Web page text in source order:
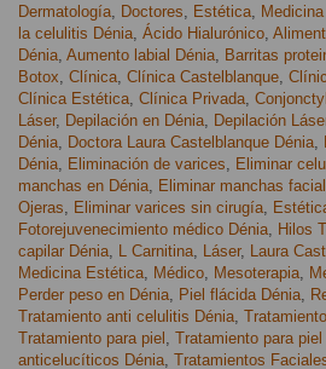
Dermatología
Doctores Estética
la celulitis Dénia Ácido Hialurónico
Dénia Aumento labial Dénia Barritas
Botox Clínica Clínica Castelblanque
Clínica Estética Clínica Privada
Láser, Depilación en Dénia Depilación
Dénia
Doctora Laura Castelblanque Dénia
Dénia
Eliminación de varices Eliminar
manchas en Dénia
Eliminar manchas
Ojeras
Eliminar varices sin cirugía
Fotorejuvenecimiento médico Dénia
Hilos
capilar Dénia
L Carnitina Láser, Laura
Medicina Estética
Médico Mesoterapia
Perder peso en Dénia
Piel flácida Dénia
Tratamiento anti celulitis Dénia
Tratamiento para piel
Tratamiento para
anticelucíticos Dénia Tratamientos